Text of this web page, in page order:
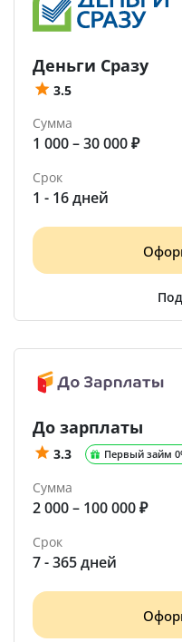
Деньги Сразу
3.5
Сумма
1 000 – 30 000 ₽
Срок
1 - 16 дней
До зарплаты
3.3 Первый займ
Сумма
2 000 – 100 000 ₽
Срок
7 - 365 дней